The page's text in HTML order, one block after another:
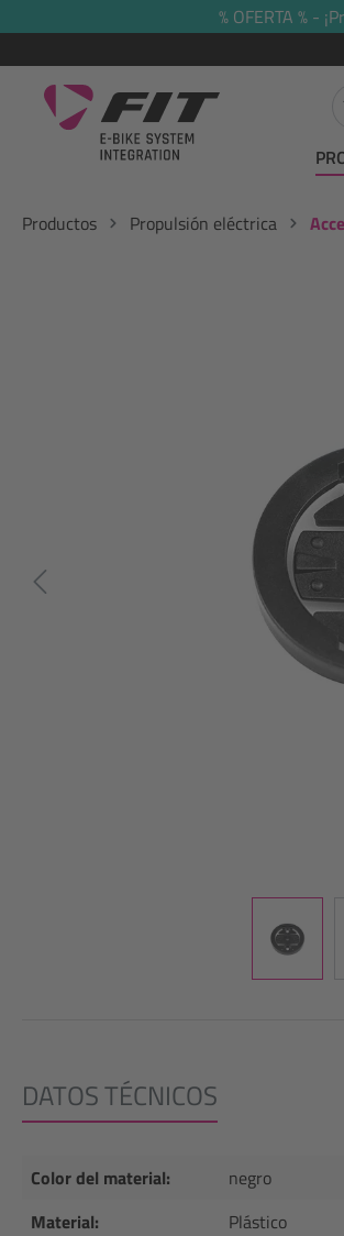
Saltar a la navegación principal
% OFERTA % -
Productos Propulsión eléctrica
DATOS TÉCNICOS
Color del material:
negro
Material:
Plástico